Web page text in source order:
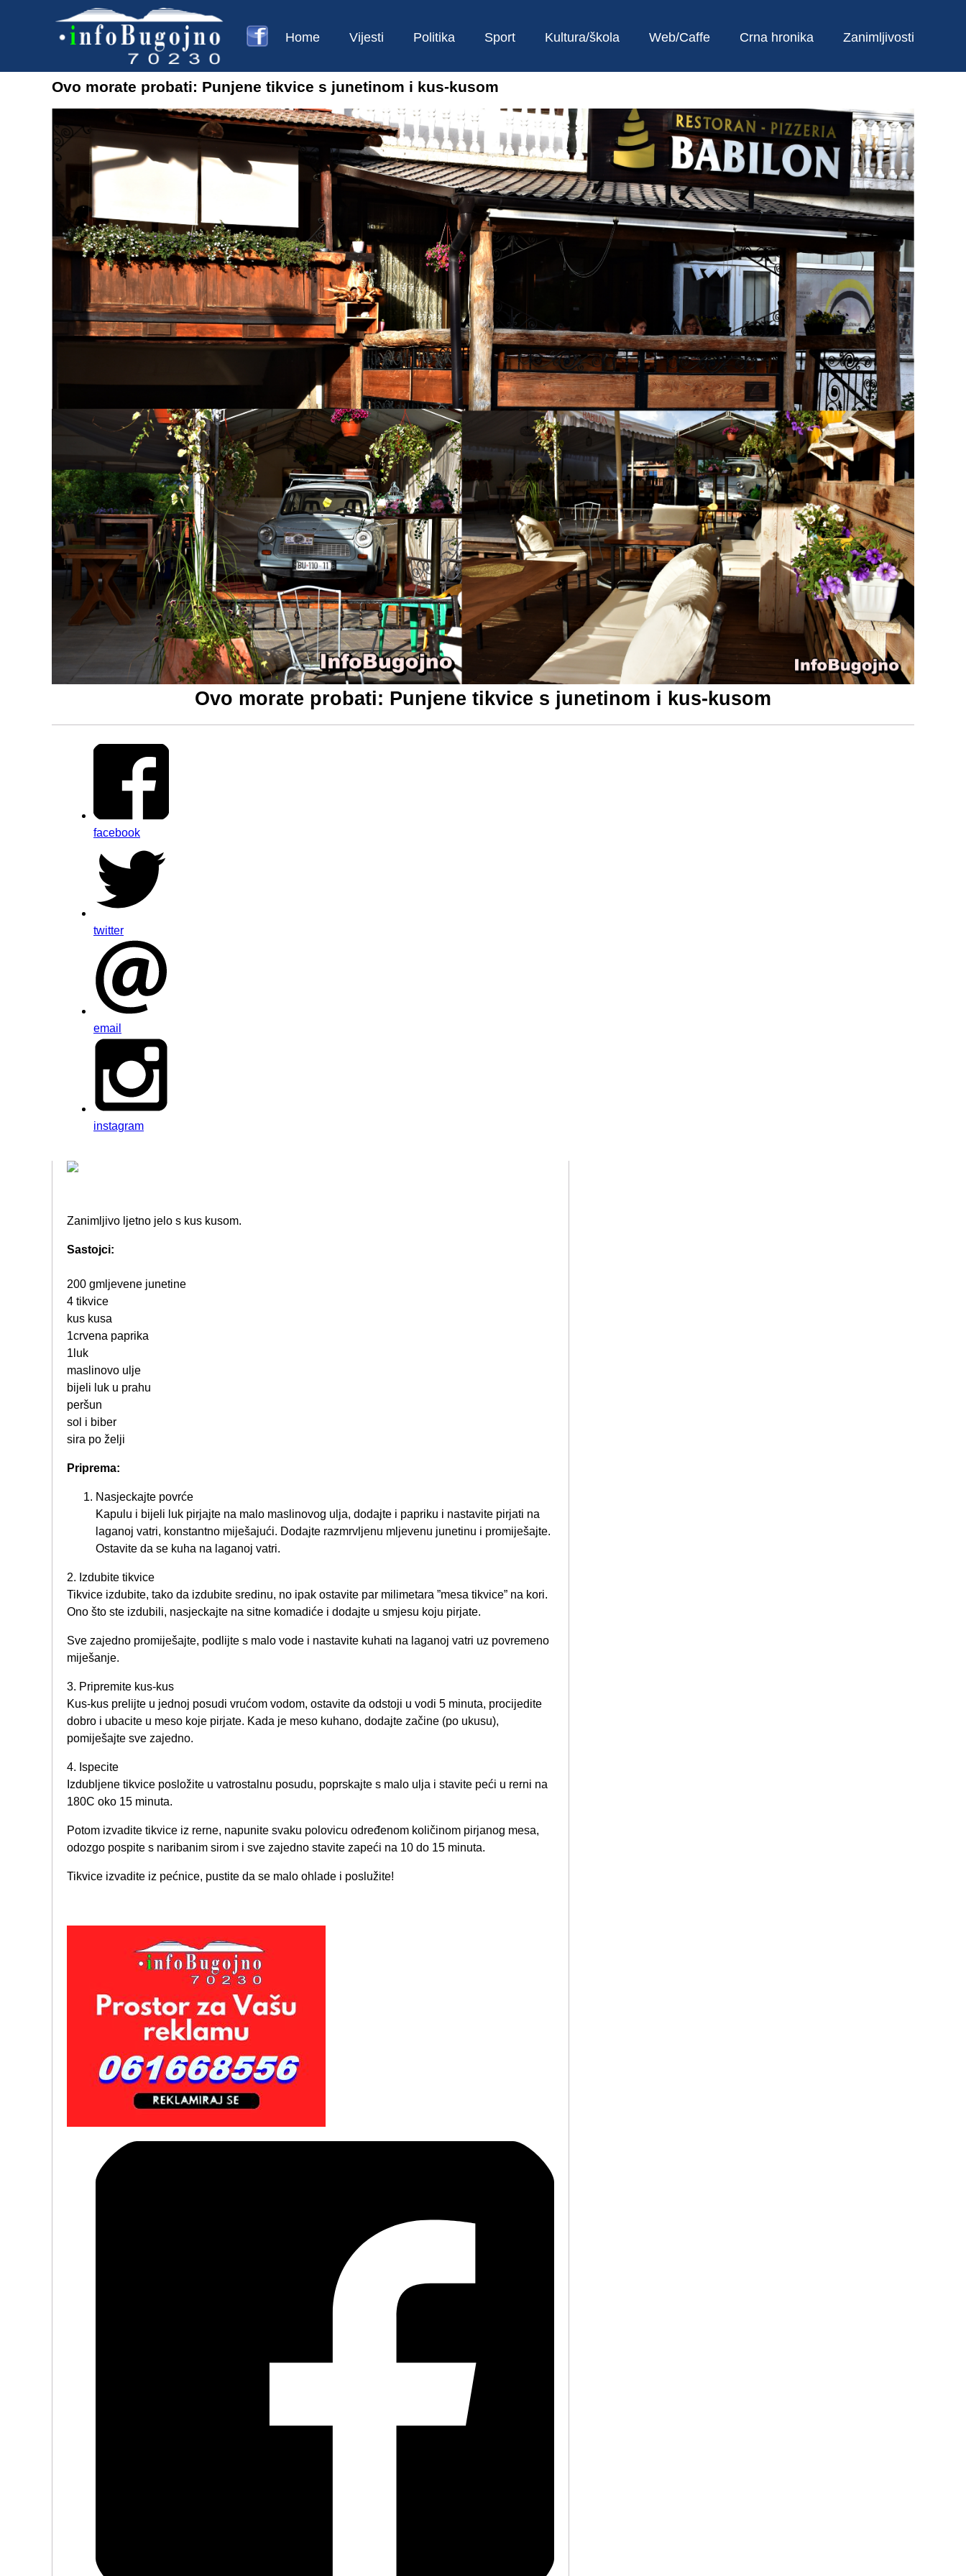
Home Vijesti Politika Sport Kultura/škola Web/Caffe Crna hronika Zanimljivosti
Ovo morate probati: Punjene tikvice s junetinom i kus-kusom
Ovo morate probati: Punjene tikvice s junetinom i kus-kusom
facebook
twitter
email
instagram
Zanimljivo ljetno jelo s kus kusom.
Sastojci:
200 gmljevene junetine
4 tikvice
kus kusa
1crvena paprika
1luk
maslinovo ulje
bijeli luk u prahu
peršun
sol i biber
sira po želji
Priprema:
Nasjeckajte povrće
Kapulu i bijeli luk pirjajte na malo maslinovog ulja, dodajte i papriku i nastavite pirjati na
laganoj vatri, konstantno miješajući. Dodajte razmrvljenu mljevenu junetinu i promiješajte.
Ostavite da se kuha na laganoj vatri.
2. Izdubite tikvice
Tikvice izdubite, tako da izdubite sredinu, no ipak ostavite par milimetara ”mesa tikvice” na kori.
Ono što ste izdubili, nasjeckajte na sitne komadiće i dodajte u smjesu koju pirjate.
Sve zajedno promiješajte, podlijte s malo vode i nastavite kuhati na laganoj vatri uz povremeno
miješanje.
3. Pripremite kus-kus
Kus-kus prelijte u jednoj posudi vrućom vodom, ostavite da odstoji u vodi 5 minuta, procijedite
dobro i ubacite u meso koje pirjate. Kada je meso kuhano, dodajte začine (po ukusu),
pomiješajte sve zajedno.
4. Ispecite
Izdubljene tikvice posložite u vatrostalnu posudu, poprskajte s malo ulja i stavite peći u rerni na
180C oko 15 minuta.
Potom izvadite tikvice iz rerne, napunite svaku polovicu određenom količinom pirjanog mesa,
odozgo pospite s naribanim sirom i sve zajedno stavite zapeći na 10 do 15 minuta.
Tikvice izvadite iz pećnice, pustite da se malo ohlade i poslužite!